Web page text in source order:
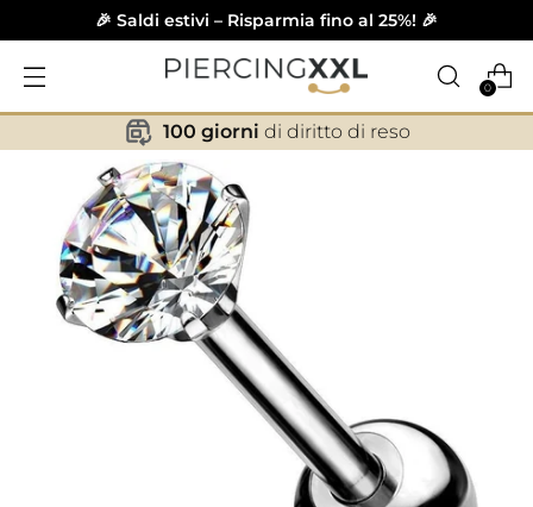
🎉 Saldi estivi – Risparmia fino al 25%! 🎉
0
✕
100 giorni di diritto di reso